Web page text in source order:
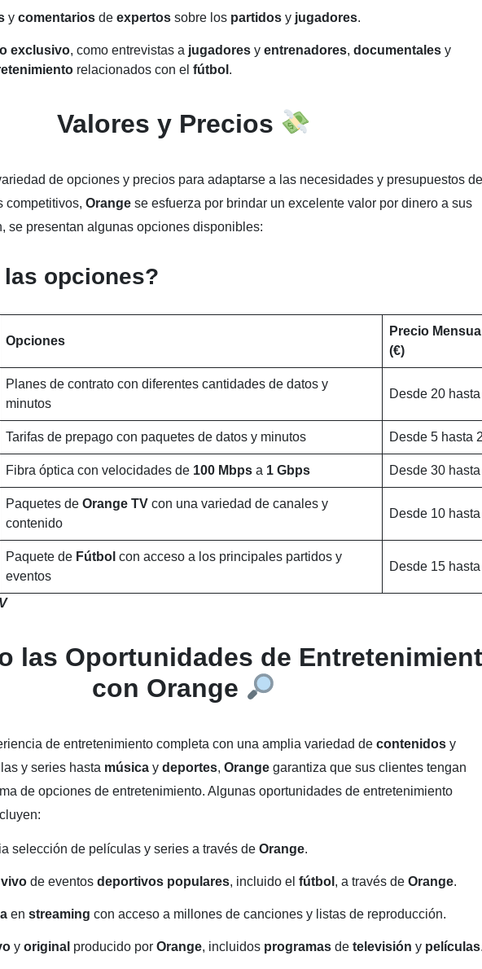
y comentarios de expertos sobre los partidos y jugadores.
exclusivo, como entrevistas a jugadores y entrenadores, documentales y
relacionados con el fútbol .
Valores y Precios
de opciones y precios para adaptarse a las necesidades y presupuestos de
competitivos, Orange se esfuerza por brindar un excelente valor por dinero a sus
se presentan algunas opciones disponibles:
opciones?
Opciones
Precio
(€)
Planes de contrato con diferentes cantidades de datos y
minutos
Desde 20
Tarifas de prepago con paquetes de datos y minutos Desde 5 hasta
Fibra óptica con velocidades de 100 Mbps a 1 Gbps Desde 30
Paquetes de Orange TV con una variedad de canales y
contenido
Desde 10
Paquete de Fútbol con acceso a los principales partidos y
eventos
Desde 15
las Oportunidades de
con Orange
de entretenimiento completa con una amplia variedad de contenidos y
y series hasta música y deportes, Orange garantiza que sus clientes tengan
de opciones de entretenimiento. Algunas oportunidades de entretenimiento
selección de películas y series a través de Orange.
de eventos deportivos populares, incluido el fútbol , ​​a través de Orange.
en streaming con acceso a millones de canciones y listas de reproducción.
y original producido por Orange, incluidos programas de televisión y películas